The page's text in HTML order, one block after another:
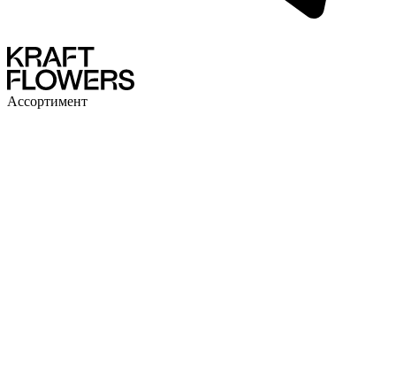
Ассортимент